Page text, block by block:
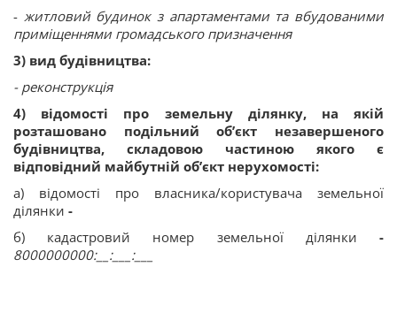
- житловий будинок з апартаментами та вбудованими
приміщеннями громадського призначення
3) вид будівництва:
- реконструкція
4) відомості про земельну ділянку, на якій
розташовано подільний об’єкт незавершеного
будівництва, складовою частиною якого є
відповідний майбутній об’єкт нерухомості:
а) відомості про власника/користувача земельної
ділянки -
б) кадастровий номер земельної ділянки -
8000000000:__:___:___